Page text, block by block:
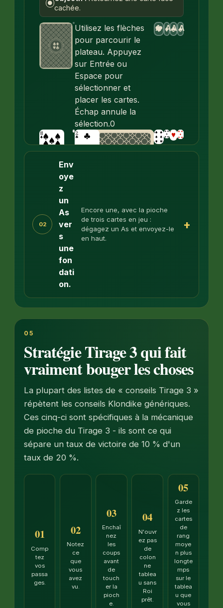
●
cachée.
Utilisez les flèches
pour parcourir le
plateau. Appuyez
sur Entrée ou
Espace pour
sélectionner et
placer les cartes.
Échap annule la
sélection.0
A
♥ A
♦ A
♣ A
♠
02
Env
oye
z
un
As
ver
s
une
fon
dati
on.
Encore une, avec la pioche
de trois cartes en jeu :
dégagez un As et envoyez-le
en haut.
+
05
Stratégie Tirage 3 qui fait
vraiment bouger les choses
La plupart des listes de « conseils Tirage 3 »
répètent les conseils Klondike génériques.
Ces cinq-ci sont spécifiques à la mécanique
de pioche du Tirage 3 - ils sont ce qui
sépare un taux de victoire de 10 % d'un
taux de 20 %.
01
Comp
tez
vos
passa
ges.
02
Notez
ce
que
vous
avez
vu.
03
Enchaî
nez
les
coups
avant
de
touch
er la
pioch
e.
04
N'ouvr
ez pas
de
colon
ne
tablea
u sans
Roi
prêt.
05
Garde
z les
cartes
de
rang
moye
n plus
longte
mps
sur le
tablea
u que
vous